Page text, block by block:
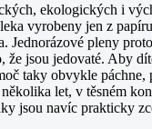
ekologických i
vyrobeny jen z
Jednorázové pleny
že jsou jedovaté. Aby
taky obvykle
let, v těsném
jsou navíc prakticky